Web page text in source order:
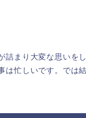
詰まり大変な思いを
忙しいです。では